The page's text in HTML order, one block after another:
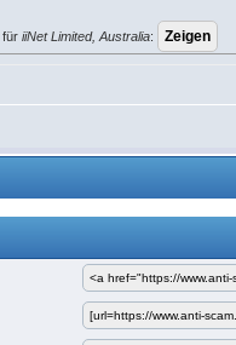
füriiNet Limited, Australia: